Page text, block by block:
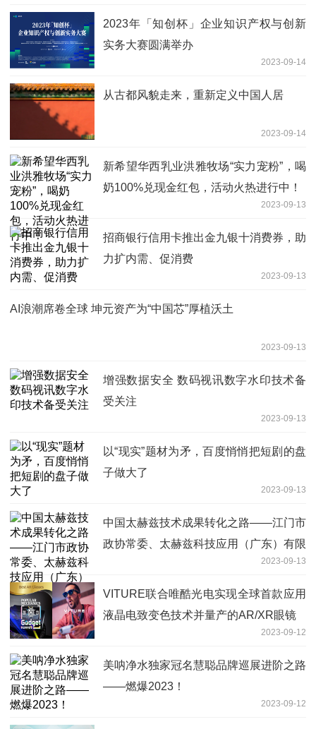
2023年「知创杯」企业知识产权与创新
实务大赛圆满举办
2023-09-14
从古都风貌走来，重新定义中国人居
2023-09-14
新希望华西乳业洪雅牧场“实力宠粉”，喝
奶100%兑现金红包，活动火热进行中！
2023-09-13
招商银行信用卡推出金九银十消费券，助
力扩内需、促消费
2023-09-13
AI浪潮席卷全球 坤元资产为“中国芯”厚植沃土
2023-09-13
增强数据安全 数码视讯数字水印技术备
受关注
2023-09-13
以“现实”题材为矛，百度悄悄把短剧的盘
子做大了
2023-09-13
中国太赫兹技术成果转化之路——江门市
政协常委、太赫兹科技应用（广东）有限
2023-09-13
VITURE联合唯酷光电实现全球首款应用
液晶电致变色技术并量产的AR/XR眼镜
2023-09-12
美呐净水独家冠名慧聪品牌巡展进阶之路
——燃爆2023！
2023-09-12